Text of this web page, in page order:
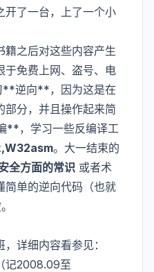
开了一台，上了一个小
籍之后对这些内容产生
于免费上网、盗号、电
逆向**，因为这是在
部分，并且操作起来简
**，学习一些反编译工
。大一结束的
全方面的常识 或者术
简单的逆向代码（也就
详细内容看参见：
记2008.09至